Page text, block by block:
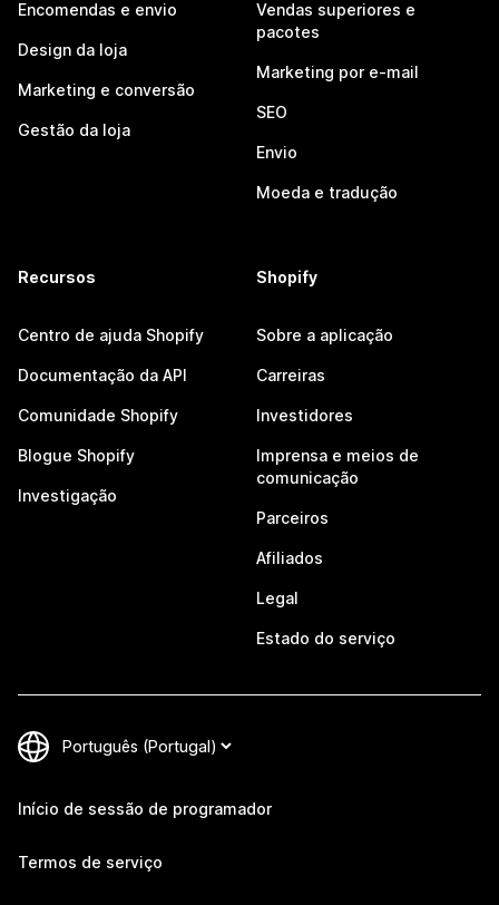
Encomendas e envio
Design da loja
Marketing e conversão
Gestão da loja
Vendas superiores e
pacotes
Marketing por e-mail
SEO
Envio
Moeda e tradução
Recursos
Centro de ajuda Shopify
Documentação da API
Comunidade Shopify
Blogue Shopify
Investigação
Shopify
Sobre a aplicação
Carreiras
Investidores
Imprensa e meios de
comunicação
Parceiros
Afiliados
Legal
Estado do serviço
Início de sessão de programador
Termos de serviço